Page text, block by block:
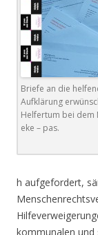
Briefe an die
Aufklärung
Helfertum bei dem
eke – pas.
h aufgefordert,
kommunalen und